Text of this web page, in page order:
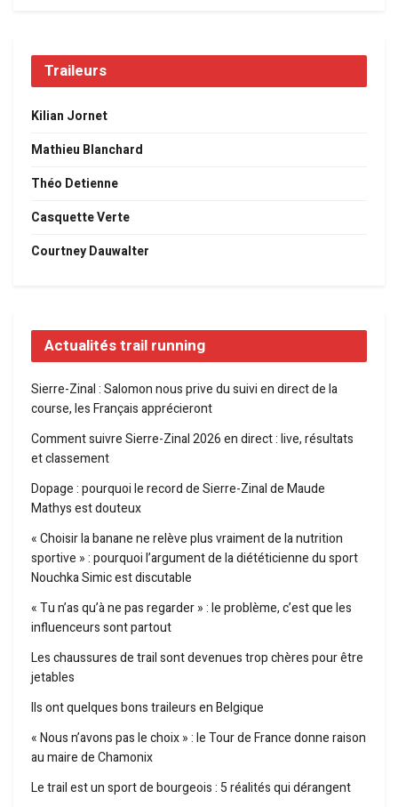
Traileurs
Kilian Jornet
Mathieu Blanchard
Théo Detienne
Casquette Verte
Courtney Dauwalter
Actualités trail running
Sierre-Zinal : Salomon nous prive du suivi en direct de la
course, les Français apprécieront
Comment suivre Sierre-Zinal 2026 en direct : live, résultats
et classement
Dopage : pourquoi le record de Sierre-Zinal de Maude
Mathys est douteux
« Choisir la banane ne relève plus vraiment de la nutrition
sportive » : pourquoi l’argument de la diététicienne du sport
Nouchka Simic est discutable
« Tu n’as qu’à ne pas regarder » : le problème, c’est que les
influenceurs sont partout
Les chaussures de trail sont devenues trop chères pour être
jetables
Ils ont quelques bons traileurs en Belgique
« Nous n’avons pas le choix » : le Tour de France donne raison
au maire de Chamonix
Le trail est un sport de bourgeois : 5 réalités qui dérangent